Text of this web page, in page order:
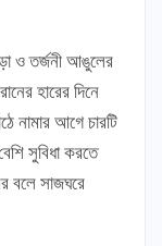
ও তর্জনী আঙুলের
হারের দিনে
নামার আগে চারটি
সুবিধা করতে
বলে সাজঘরে